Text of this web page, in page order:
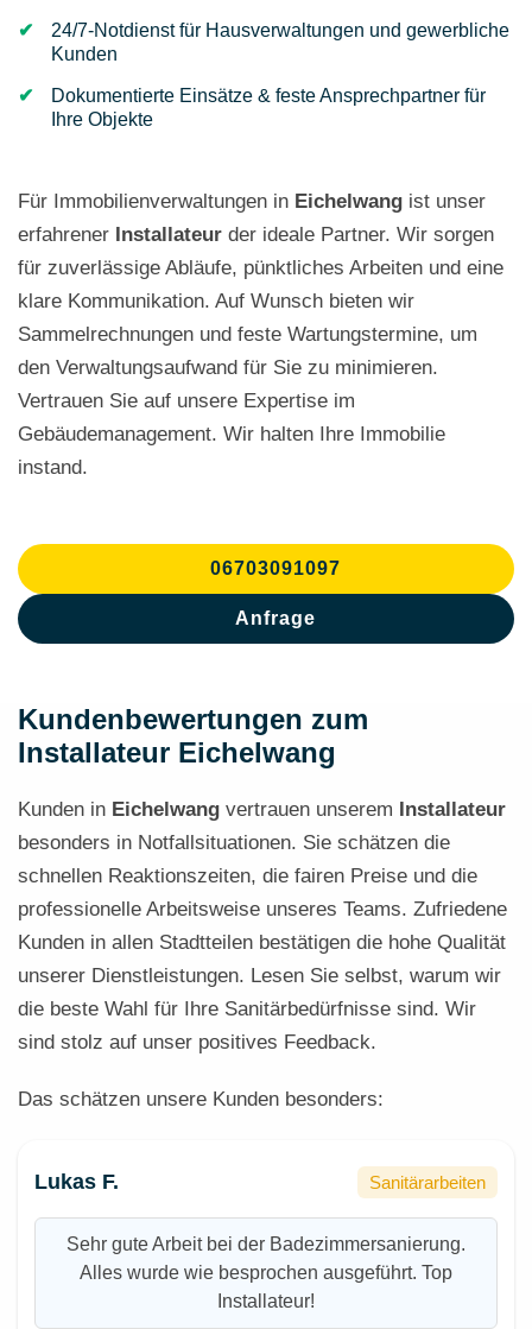
24/7-Notdienst für Hausverwaltungen und gewerbliche
Kunden
Dokumentierte Einsätze & feste Ansprechpartner für
Ihre Objekte
Für Immobilienverwaltungen in Eichelwang ist unser
erfahrener Installateur der ideale Partner. Wir sorgen
für zuverlässige Abläufe, pünktliches Arbeiten und eine
klare Kommunikation. Auf Wunsch bieten wir
Sammelrechnungen und feste Wartungstermine, um
den Verwaltungsaufwand für Sie zu minimieren.
Vertrauen Sie auf unsere Expertise im
Gebäudemanagement. Wir halten Ihre Immobilie
instand.
06703091097
Anfrage
Kundenbewertungen zum
Installateur Eichelwang
Kunden in Eichelwang vertrauen unserem Installateur
besonders in Notfallsituationen. Sie schätzen die
schnellen Reaktionszeiten, die fairen Preise und die
professionelle Arbeitsweise unseres Teams. Zufriedene
Kunden in allen Stadtteilen bestätigen die hohe Qualität
unserer Dienstleistungen. Lesen Sie selbst, warum wir
die beste Wahl für Ihre Sanitärbedürfnisse sind. Wir
sind stolz auf unser positives Feedback.
Das schätzen unsere Kunden besonders:
Lukas F. Sanitärarbeiten
Sehr gute Arbeit bei der Badezimmersanierung.
Alles wurde wie besprochen ausgeführt. Top
Installateur!